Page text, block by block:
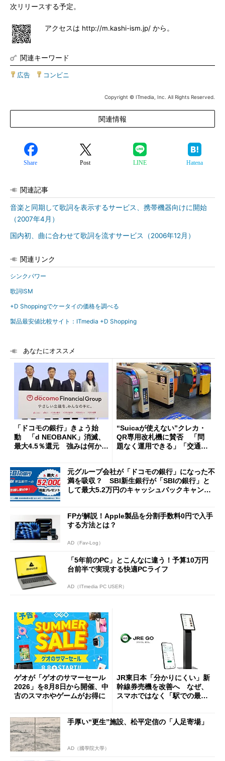
次リリースする予定。
アクセスは http://m.kashi-ism.jp/ から。
関連キーワード
広告 コンビニ
Copyright © ITmedia, Inc. All Rights Reserved.
関連情報
Share Post LINE Hatena
関連記事
音楽と同期して歌詞を表示するサービス、携帯機器向けに開始
（2007年4月）
国内初、曲に合わせて歌詞を流すサービス（2006年12月）
関連リンク
シンクパワー
歌詞ISM
+D Shoppingでケータイの価格を調べる
製品最安値比較サイト：ITmedia +D Shopping
あなたにオススメ
「ドコモの銀行」きょう始
動 「d NEOBANK」消滅、
最大4.5％還元 強みは何か解
“Suicaが使えない”クレカ・
QR専用改札機に賛否 「問
題なく運用できる」「交通系I
元グループ会社が「ドコモの銀行」になった不
満を吸収？ SBI新生銀行が「SBIの銀行」と
して最大5.2万円のキャッシュバックキャンペ
FPが解説！Apple製品を分割手数料0円で入手
する方法とは？
AD（Fav-Log）
「5年前のPC」とこんなに違う！予算10万円
台前半で実現する快適PCライフ
AD（ITmedia PC USER）
ゲオが「ゲオのサマーセール
2026」を8月8日から開催、中
古のスマホやゲームがお得に
JR東日本「分かりにくい」新
幹線券売機を改善へ なぜ、
スマホではなく「駅での最短
手厚い“更生”施設、松平定信の「人足寄場」
AD（國學院大學）